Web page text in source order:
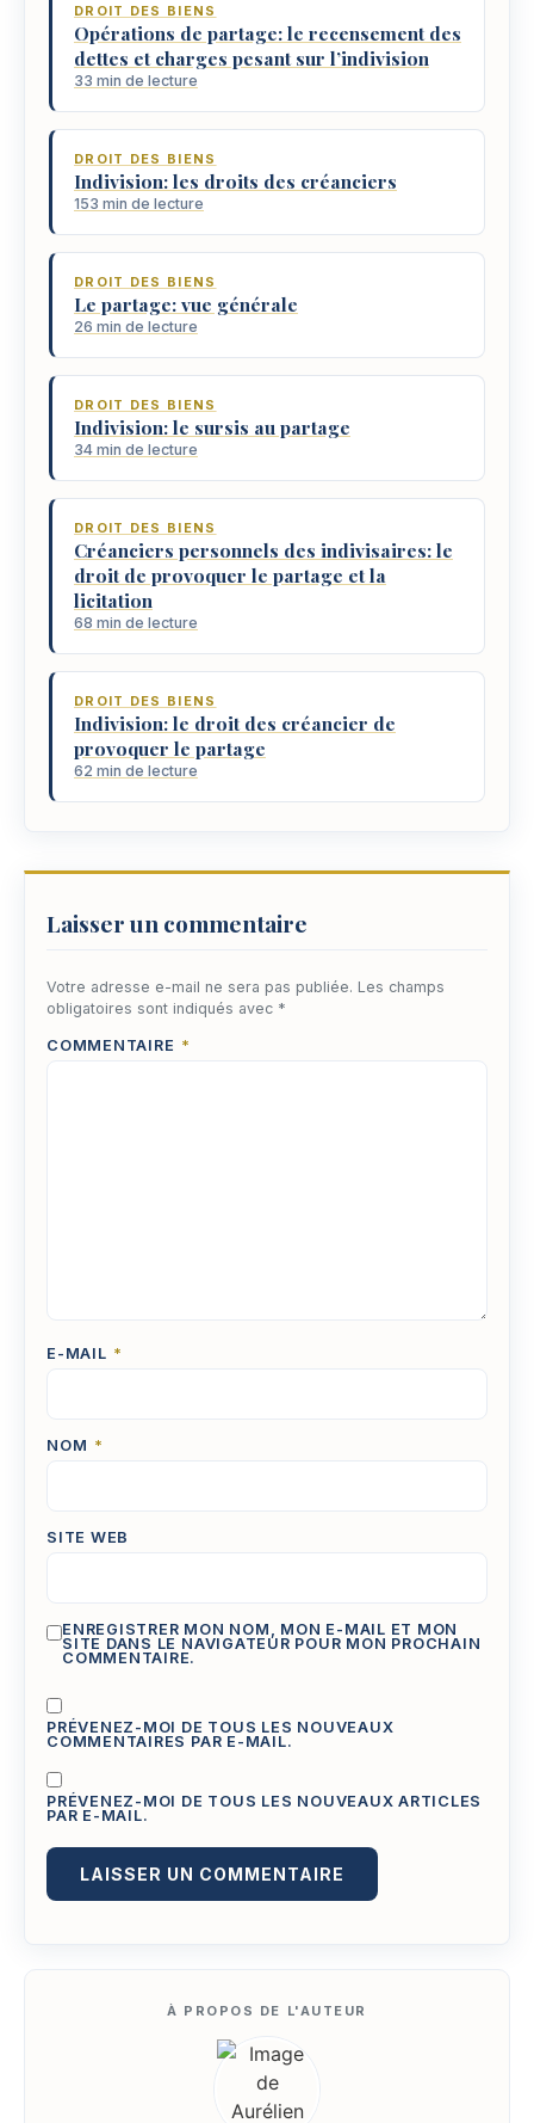
DROIT DES BIENS
Opérations de partage: le recensement des
dettes et charges pesant sur l’indivision
33 min de lecture
DROIT DES BIENS
Indivision: les droits des créanciers
153 min de lecture
DROIT DES BIENS
Le partage: vue générale
26 min de lecture
DROIT DES BIENS
Indivision: le sursis au partage
34 min de lecture
DROIT DES BIENS
Créanciers personnels des indivisaires: le
droit de provoquer le partage et la
licitation
68 min de lecture
DROIT DES BIENS
Indivision: le droit des créancier de
provoquer le partage
62 min de lecture
Laisser un commentaire
Votre adresse e-mail ne sera pas publiée. Les champs
obligatoires sont indiqués avec *
COMMENTAIRE *
E-MAIL *
NOM *
SITE WEB
ENREGISTRER MON NOM, MON E-MAIL ET MON
SITE DANS LE NAVIGATEUR POUR MON PROCHAIN
COMMENTAIRE.
PRÉVENEZ-MOI DE TOUS LES NOUVEAUX
COMMENTAIRES PAR E-MAIL.
PRÉVENEZ-MOI DE TOUS LES NOUVEAUX ARTICLES
PAR E-MAIL.